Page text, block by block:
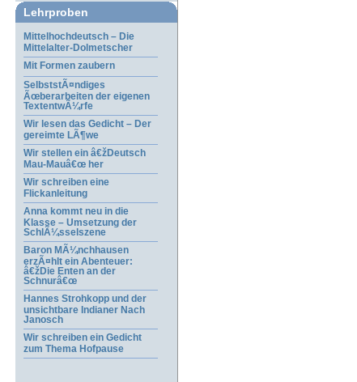
Lehrproben
Mittelhochdeutsch – Die
Mittelalter-Dolmetscher
Mit Formen zaubern
SelbststÃ¤ndiges
Ãœberarbeiten der eigenen
TextentwÃ¼rfe
Wir lesen das Gedicht – Der
gereimte LÃ¶we
Wir stellen ein â€žDeutsch
Mau-Mauâ€œ her
Wir schreiben eine
Flickanleitung
Anna kommt neu in die
Klasse – Umsetzung der
SchlÃ¼sselszene
Baron MÃ¼nchhausen
erzÃ¤hlt ein Abenteuer:
â€žDie Enten an der
Schnurâ€œ
Hannes Strohkopp und der
unsichtbare Indianer Nach
Janosch
Wir schreiben ein Gedicht
zum Thema Hofpause